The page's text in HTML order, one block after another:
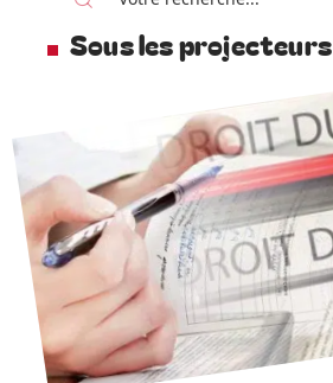
Sous les projecteurs